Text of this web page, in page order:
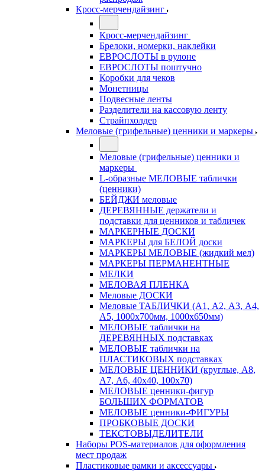
Кросс-мерчендайзинг
Кросс-мерчендайзинг
Брелоки, номерки, наклейки
ЕВРОСЛОТЫ в рулоне
ЕВРОСЛОТЫ поштучно
Коробки для чеков
Монетницы
Подвесные ленты
Разделители на кассовую ленту
Страйпхолдер
Меловые (грифельные) ценники и маркеры
Меловые (грифельные) ценники и
маркеры
L-образные МЕЛОВЫЕ таблички
(ценники)
БЕЙДЖИ меловые
ДЕРЕВЯННЫЕ держатели и
подставки для ценников и табличек
МАРКЕРНЫЕ ДОСКИ
МАРКЕРЫ для БЕЛОЙ доски
МАРКЕРЫ МЕЛОВЫЕ (жидкий мел)
МАРКЕРЫ ПЕРМАНЕНТНЫЕ
МЕЛКИ
МЕЛОВАЯ ПЛЕНКА
Меловые ДОСКИ
Меловые ТАБЛИЧКИ (А1, А2, А3, А4,
А5, 1000х700мм, 1000х650мм)
МЕЛОВЫЕ таблички на
ДЕРЕВЯННЫХ подставках
МЕЛОВЫЕ таблички на
ПЛАСТИКОВЫХ подставках
МЕЛОВЫЕ ЦЕННИКИ (круглые, А8,
А7, А6, 40х40, 100х70)
МЕЛОВЫЕ ценники-фигур
БОЛЬШИХ ФОРМАТОВ
МЕЛОВЫЕ ценники-ФИГУРЫ
ПРОБКОВЫЕ ДОСКИ
ТЕКСТОВЫДЕЛИТЕЛИ
Наборы POS-материалов для оформления
мест продаж
Пластиковые рамки и аксессуары